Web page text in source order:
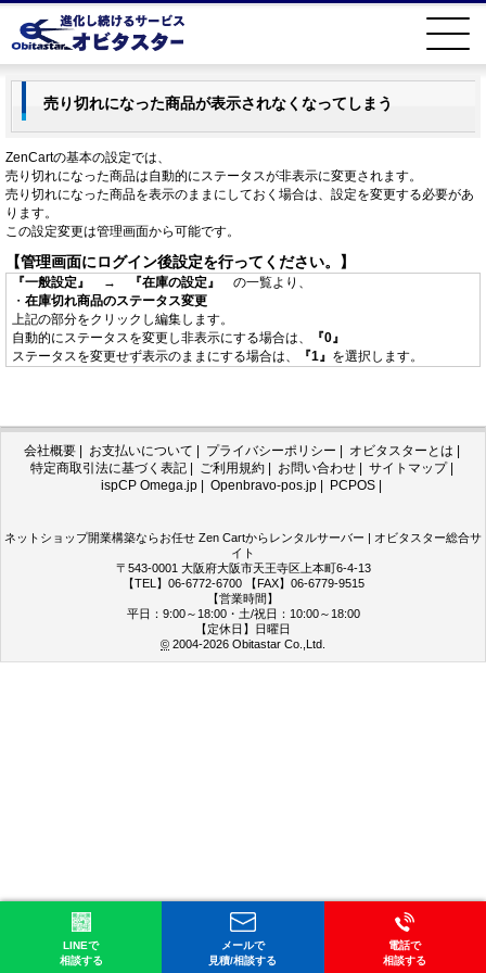
LINEで
相談する
メールで
見積/相談する
電話で
相談する
売り切れになった商品が表示されなくなってしまう
ZenCartの基本の設定では、
売り切れになった商品は自動的にステータスが非表示に変更されます。
売り切れになった商品を表示のままにしておく場合は、設定を変更する必要があ
ります。
この設定変更は管理画面から可能です。
【管理画面にログイン後設定を行ってください。】
『一般設定』 → 『在庫の設定』
の一覧より、
・ 在庫切れ商品のステータス変更
上記の部分をクリックし編集します。
自動的にステータスを変更し非表示にする場合は、
『0』
ステータスを変更せず表示のままにする場合は、
『1』 を選択します。
会社概要| お支払いについて プライバシーポリシー オビタスターとは
特定商取引法に基づく表記| ご利用規約| お問い合わせ| サイトマップ|
ispCP Omega.jp
Openbravo-pos.jp PCPOS
ネットショップ開業構築ならお任せ Zen Cartからレンタルサーバー | オビタスター総合サ
イト
〒543-0001 大阪府大阪市天王寺区上本町6-4-13
【TEL】06-6772-6700 【FAX】06-6779-9515
【営業時間】
平日：9:00～18:00・土/祝日：10:00～18:00
【定休日】日曜日
© 2004-2026 Obitastar Co.,Ltd.